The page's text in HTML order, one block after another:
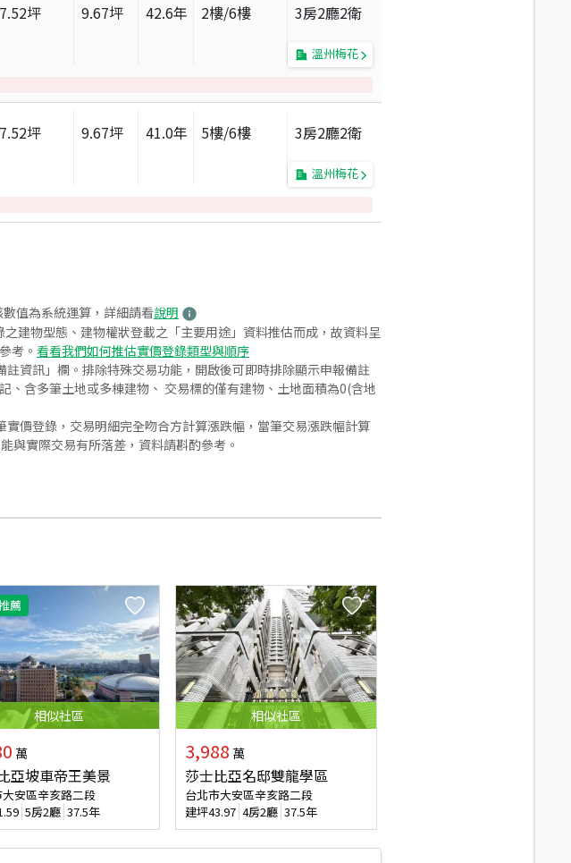
坪 9.67坪 42.6年 2樓/6樓 3房2廳2衛
溫州梅花
坪 9.67坪 41.0年 5樓/6樓 3房2廳2衛
溫州梅花
數值為系統運算，詳細請看說明
建物型態、建物權狀登載之「主要用途」資料推估而成，故資料呈
考。 看看我們如何推估實價登錄類型與順序
資訊」欄。排除特殊交易功能，開啟後可即時排除顯示申報備註
含多筆土地或多棟建物、 交易標的僅有建物、土地面積為0(含地
價登錄，交易明細完全吻合方計算漲跌幅，當筆交易漲跌幅計算
與實際交易有所落差，資料請斟酌參考。
薦
相似社區
萬
亞坡車帝王美景
安區辛亥路二段
5房2廳 37.5年
相似社區
3,988 萬
莎士比亞名邸雙龍學區
台北市大安區辛亥路二段
建坪43.97 4房2廳 37.5年